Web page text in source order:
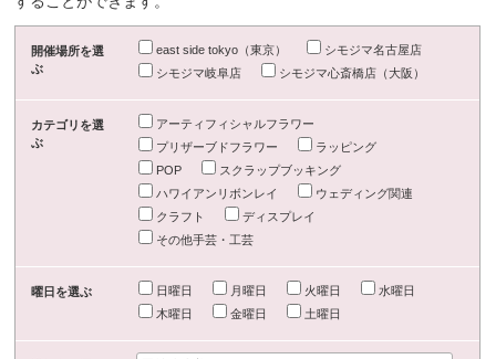
開催場所を選
ぶ
east side tokyo（東京）
シモジマ名古屋店
シモジマ岐阜店
シモジマ心斎橋店（大阪）
カテゴリを選
ぶ
アーティフィシャルフラワー
プリザーブドフラワー
ラッピング
POP
スクラップブッキング
ハワイアンリボンレイ
ウェディング関連
クラフト
ディスプレイ
その他手芸・工芸
曜日を選ぶ 日曜日 月曜日 火曜日
水曜日
木曜日
金曜日 土曜日